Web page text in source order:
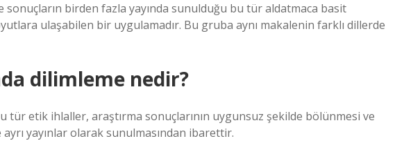
sonuçların birden fazla yayında sunulduğu bu tür aldatmaca basit
ulaşabilen bir uygulamadır. Bu gruba aynı makalenin farklı dillerde
dilimleme nedir?
tür etik ihlaller, araştırma sonuçlarının uygunsuz şekilde bölünmesi ve
yayınlar olarak sunulmasından ibarettir.